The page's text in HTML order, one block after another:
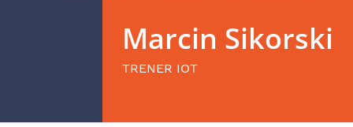
Marcin Sikorski
TRENER IOT